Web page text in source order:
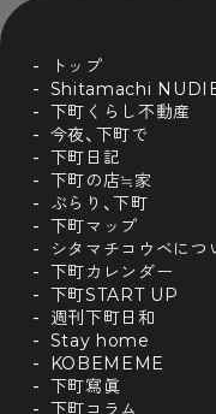
トップ
Shitamachi
下町くらし不動産
今夜、下町で
下町日記
下町の店≒家
ぶらり、下町
下町マップ
シタマチコウベにつ
下町カレンダー
下町START UP
週刊下町日和
Stay home
KOBEMEME
下町寫眞
下町コラム